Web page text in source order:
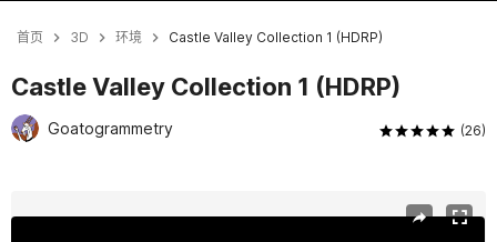
首页 3D 环境 Castle Valley Collection 1 (HDRP)
Castle Valley Collection 1 (HDRP)
Goatogrammetry (26)